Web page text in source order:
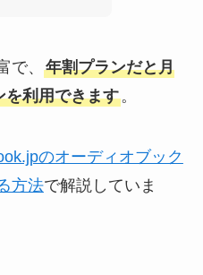
で、 年割プランだと月
を利用できます。
のオーディオブック
方法で解説していま